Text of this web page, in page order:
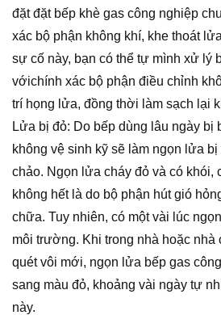
đặt đặt bếp khè gas công nghiệp
xác bộ phận không khí, khe thoát
sự cố này, bạn có thể tự mình xử lý
vớichính xác bộ phận điều chỉnh
trí họng lửa, đồng thời làm sạch lại
Lửa bị đỏ: Do bếp dùng lâu ngày bị
không vệ sinh kỹ sẽ làm ngọn lửa
chảo. Ngọn lửa cháy đỏ và có khói,
không hết là do bộ phận hút gió
chữa. Tuy nhiên, có một vài lúc
môi trường. Khi trong nhà hoặc
quét vôi mới, ngọn lửa bếp gas
sang màu đỏ, khoảng vài ngày tự
này.